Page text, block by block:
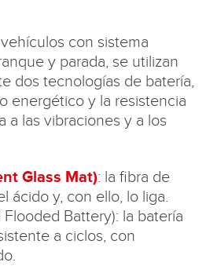
con sistema
y parada, se utilizan
dos tecnologías de batería,
energético y la resistencia
a las vibraciones y a los
Glass Mat): la fibra de
ácido y, con ello, lo liga.
Flooded Battery): la batería
a ciclos, con